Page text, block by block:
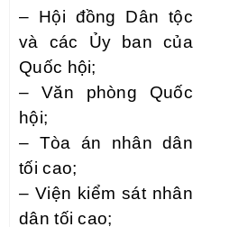
– Hội đồng Dân tộc
và các Ủy ban của
Quốc hội;
– Văn phòng Quốc
hội;
– Tòa án nhân dân
tối cao;
– Viện kiểm sát nhân
dân tối cao;